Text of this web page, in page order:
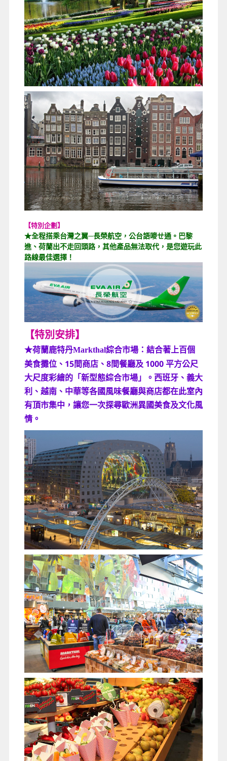
【特別企劃】
★全程搭乘台灣之翼─長榮航空，公台語嘜ㄝ通。巴黎
進、荷蘭出不走回頭路，其他產品無法取代，是您遊玩此
路線最佳選擇！
【特別安排】
★荷蘭鹿特丹Markthal綜合市場：結合著上百個
美食攤位、15間商店、8間餐廳及 1000 平方公尺
大尺度彩繪的「新型態綜合市場」。西班牙、義大
利、越南、中華等各國風味餐廳與商店都在此室內
有頂市集中，讓您一次探尋歐洲異國美食及文化風
情。